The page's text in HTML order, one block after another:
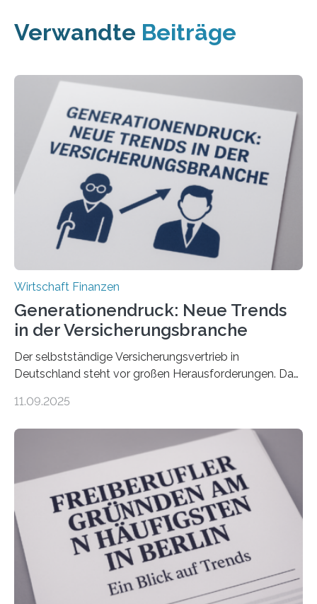
Verwandte Beiträge
Wirtschaft Finanzen
Generationendruck: Neue Trends
in der Versicherungsbranche
Der selbstständige Versicherungsvertrieb in
Deutschland steht vor großen Herausforderungen. Das
Dr. Matthias Beenken und Prof. Dr. Lukas Linnenbrink
Bundesverbands Deutscher Versicherungskaufleute e.V.
durchgeführt haben. Die Studie basiert auf den
Antworten von 1.440 selbstständigen
Versicherungsvertreter*innen und -makler*innen. Ein
Ergebnis: Deutlich mehr als die Hälfte der Befragten ist
über 50 Jahre alt und wird in den nächsten Jahren eine
Nachfolgeregelung benötigen. Aber nur ein Drittel hat
bereits Regelungen…
11.09.2025